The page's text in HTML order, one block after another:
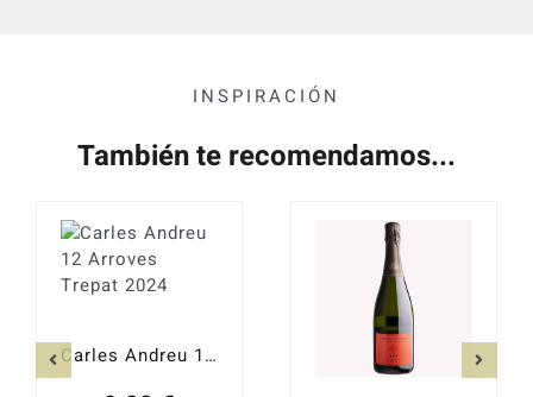
INSPIRACIÓN
También te recomendamos...
Carles Andreu 12 Arroves Trepat 2024